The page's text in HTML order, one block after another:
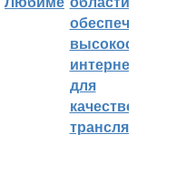
обеспечивают
интернетом
для
качественных
трансляций